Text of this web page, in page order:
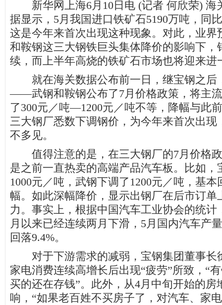
新华网上海6月10日电 (记者 何欣荣) 海
据显示，5月我国进口铁矿石5190万吨，同
这是今年来首次出现这种现象。对此，业界
和鞍钢这三大钢铁巨头集体降价的影响下，
续，而上半年高烧的铁矿石市场也将迎来进
就在海关数据公布前一日，继宝钢之后
——武钢和鞍钢公布了7月价格政策，将主
了300元／吨—1200元／吨不等，降幅与此
三大钢厂悉数下调钢价，为今年来首次出现
不多见。
值得注意的是，在三大钢厂的7月价格
是之前一直热卖的高端产品汽车板。比如，
1000元／吨，武钢下调了1200元／吨，基
幅。如此深幅降价，显示出钢厂在后市订单
力。事实上，根据中国汽车工业协会的统计
月以来已经连续两月下滑，5月国内汽车产
回落9.4%。
对于下游需求的减弱，宝钢集团董事长
家电消费连续高增长后出现“疲劳”所致，“
买的还在存钱”。此外，从4月中旬开始的房
响，“如果老百姓不买房子了，对汽车、家